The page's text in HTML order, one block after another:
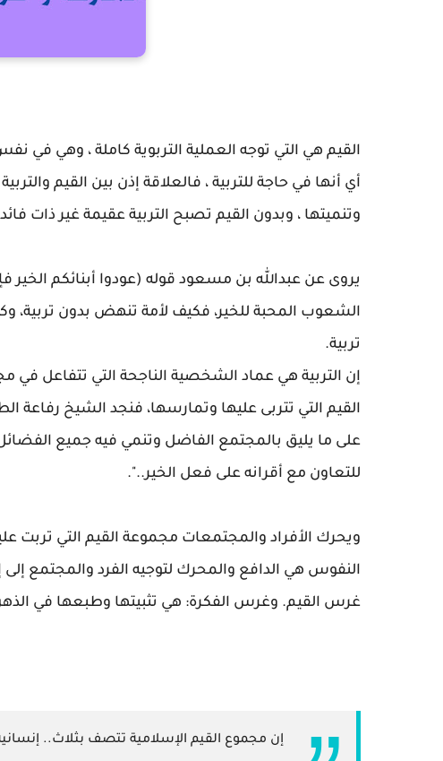
القيم هي التي توجه العملية التربوية كاملة ، وهي
أي أنها في حاجة للتربية ، فالعلاقة إذن بين القيم
وتنميتها ، وبدون القيم تصبح التربية عقيمة غير ذات
يروى عن عبدالله بن مسعود قوله (عودوا أبنائكم الخير
الشعوب المحبة للخير، فكيف لأمة تنهض بدون تربية،
تربية.
إن التربية هي عماد الشخصية الناجحة التي تتفاعل
القيم التي تتربى عليها وتمارسها، فنجد الشيخ رفاعة
على ما يليق بالمجتمع الفاضل وتنمي فيه جميع
للتعاون مع أقرانه على فعل الخير..".
ويحرك الأفراد والمجتمعات مجموعة القيم التي تربت
النفوس هي الدافع والمحرك لتوجيه الفرد والمجتمع
غرس القيم. وغرس الفكرة: هي تثبيتها وطبعها في
إن مجموع القيم الإسلامية تتصف بثلاث..